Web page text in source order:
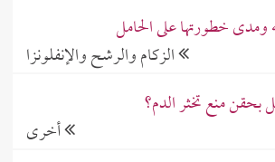
ومدى خطورتها على الحامل
الزكام والرشح والإنفلونزا
بحقن منع تخثر الدم؟
أخرى